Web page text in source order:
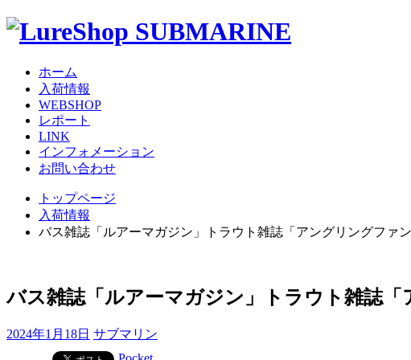
ホーム
入荷情報
WEBSHOP
レポート
LINK
インフォメーション
お問い合わせ
トップページ
入荷情報
バス雑誌「ルアーマガジン」トラウト雑誌「アングリングファ
バス雑誌「ルアーマガジン」トラウト雑誌
2024年1月18日 サブマリン